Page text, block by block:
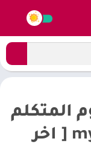
المتكلم
2 مهكرة mytalkingtom2 [ اخر